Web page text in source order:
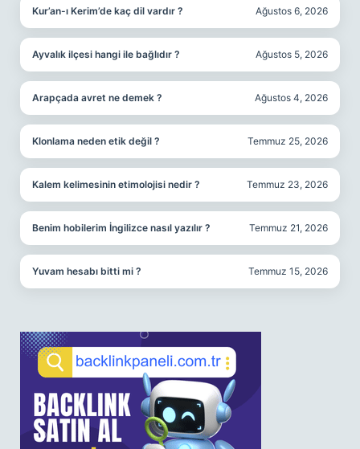
Kur’an-ı Kerim’de kaç dil vardır ? Ağustos 6, 2026
Ayvalık ilçesi hangi ile bağlıdır ? Ağustos 5, 2026
Arapçada avret ne demek ? Ağustos 4, 2026
Klonlama neden etik değil ? Temmuz 25, 2026
Kalem kelimesinin etimolojisi nedir ? Temmuz 23, 2026
Benim hobilerim İngilizce nasıl yazılır ? Temmuz 21, 2026
Yuvam hesabı bitti mi ? Temmuz 15, 2026